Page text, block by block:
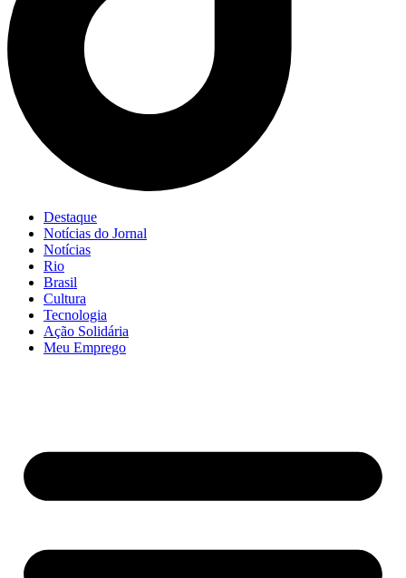
Destaque
Notícias do Jornal
Notícias
Rio
Brasil
Cultura
Tecnologia
Ação Solidária
Meu Emprego